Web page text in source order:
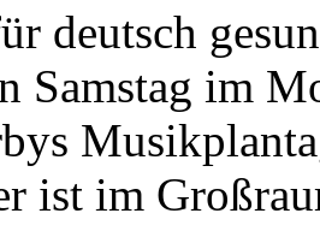
deutsch
Samstag im
ist im